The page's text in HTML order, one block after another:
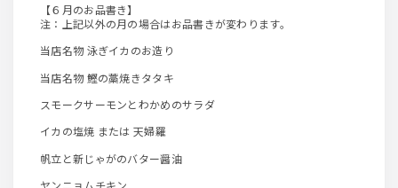
【６月のお品書き】
注：上記以外の月の場合はお品書きが変わります。
当店名物 泳ぎイカのお造り
当店名物 鰹の藁焼きタタキ
スモークサーモンとわかめのサラダ
イカの塩焼 または 天婦羅
帆立と新じゃがのバター醤油